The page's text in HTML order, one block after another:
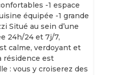
-1 espace
équipée -1 grande
Situé au sein d’une
24h/24 et 7j/7,
calme, verdoyant et
résidence est
: vous y croiserez des